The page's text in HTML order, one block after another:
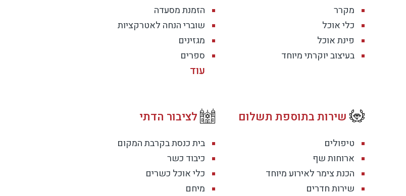
מקרר
כלי אוכל
פינת אוכל
בעיצוב יוקרתי מיוחד
הזמנת מסעדה
שוברי הנחה לאטרקציות
מגזינים
ספרים
שירות בתוספת תשלום
טיפולים
ארוחות שף
הכנת צימר לאירוע מיוחד
שירות חדרים
לציבור הדתי
בית כנסת בקרבת המקום
כיבוד כשר
כלי אוכל כשרים
מיחם